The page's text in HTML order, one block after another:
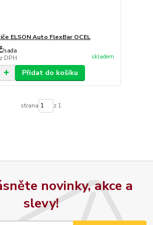
ELSON Auto FlexBar OCEL
/sada
DPH skladem
Přidat do košíku
strana z 1
novinky, akce a
slevy!